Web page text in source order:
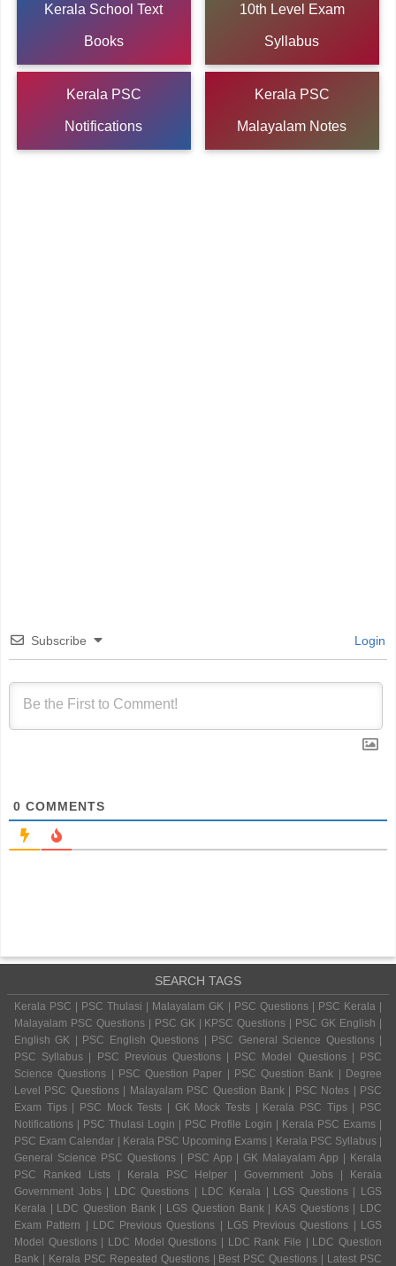
Kerala School Text
Books
10th Level Exam
Syllabus
Kerala PSC
Notifications
Kerala PSC
Malayalam Notes
Subscribe Login
0 COMMENTS
SEARCH TAGS
Kerala PSC | PSC Thulasi | Malayalam GK | PSC Questions | PSC Kerala |
Malayalam PSC Questions | PSC GK | KPSC Questions | PSC GK English |
English GK | PSC English Questions | PSC General Science Questions |
PSC Syllabus | PSC Previous Questions | PSC Model Questions | PSC
Science Questions | PSC Question Paper | PSC Question Bank | Degree
Level PSC Questions | Malayalam PSC Question Bank | PSC Notes | PSC
Exam Tips | PSC Mock Tests | GK Mock Tests | Kerala PSC Tips | PSC
Notifications | PSC Thulasi Login | PSC Profile Login | Kerala PSC Exams |
PSC Exam Calendar | Kerala PSC Upcoming Exams | Kerala PSC Syllabus |
General Science PSC Questions | PSC App | GK Malayalam App | Kerala
PSC Ranked Lists | Kerala PSC Helper | Government Jobs | Kerala
Government Jobs | LDC Questions | LDC Kerala | LGS Questions | LGS
Kerala | LDC Question Bank | LGS Question Bank | KAS Questions | LDC
Exam Pattern | LDC Previous Questions | LGS Previous Questions | LGS
Model Questions | LDC Model Questions | LDC Rank File | LDC Question
Bank | Kerala PSC Repeated Questions | Best PSC Questions | Latest PSC